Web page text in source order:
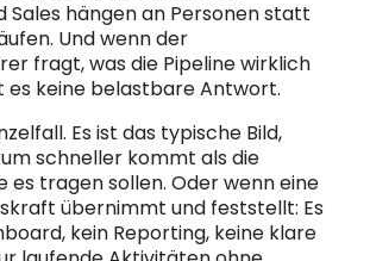
Sales hängen an Personen statt
Und wenn der
fragt, was die Pipeline wirklich
keine belastbare Antwort.
Es ist das typische Bild,
schneller kommt als die
es tragen sollen. Oder wenn eine
übernimmt und feststellt: Es
kein Reporting, keine klare
laufende Aktivitäten ohne